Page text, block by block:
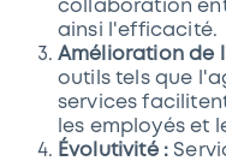
collaboration
ainsi l'efficacité.
Amélioration de
outils tels que
services
les employés et
Évolutivité :